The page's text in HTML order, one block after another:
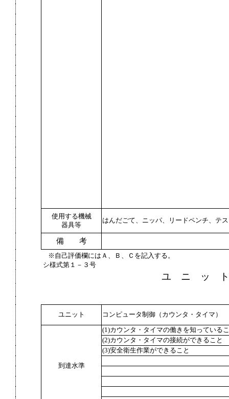
使用する機械
器具等
はんだごて、ニッパ、リードペンチ、テ
備 考
※自己評価欄にはＡ、Ｂ、Ｃを記入する。
シ様式第１－３号
ユ ニ ッ
ユニット コンピュータ制御（カウンタ・タイマ）
到達水準
(1)カウンタ・タイマの働きを知っている
(2)カウンタ・タイマの接続ができること
(3)安全衛生作業ができること